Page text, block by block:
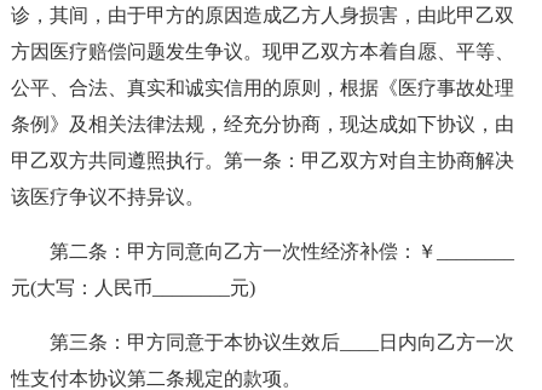
诊，其间，由于甲方的原因造成乙方人身损害，由此甲乙双
方因医疗赔偿问题发生争议。现甲乙双方本着自愿、平等、
公平、合法、真实和诚实信用的原则，根据《医疗事故处理
条例》及相关法律法规，经充分协商，现达成如下协议，由
甲乙双方共同遵照执行。第一条：甲乙双方对自主协商解决
该医疗争议不持异议。
第二条：甲方同意向乙方一次性经济补偿：￥________
元(大写：人民币________元)
第三条：甲方同意于本协议生效后____日内向乙方一次
性支付本协议第二条规定的款项。